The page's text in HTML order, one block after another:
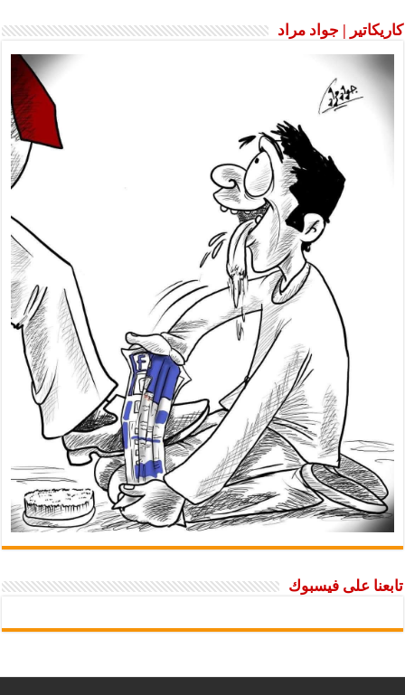
كاريكاتير | جواد مراد
تابعنا على فيسبوك